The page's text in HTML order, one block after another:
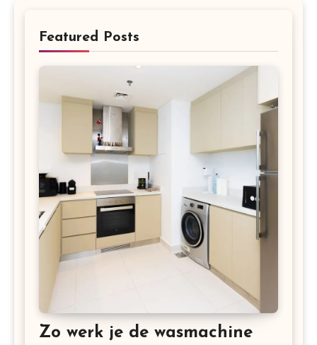
Featured Posts
Zo werk je de wasmachine